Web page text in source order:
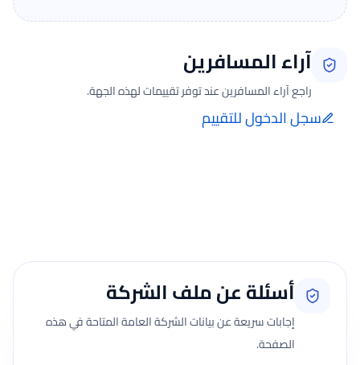
آراء المسافرين
راجع آراء المسافرين عند توفر تقييمات لهذه الجهة.
سجل الدخول للتقييم
أسئلة عن ملف الشركة
إجابات سريعة عن بيانات الشركة العامة المتاحة في هذه
الصفحة.